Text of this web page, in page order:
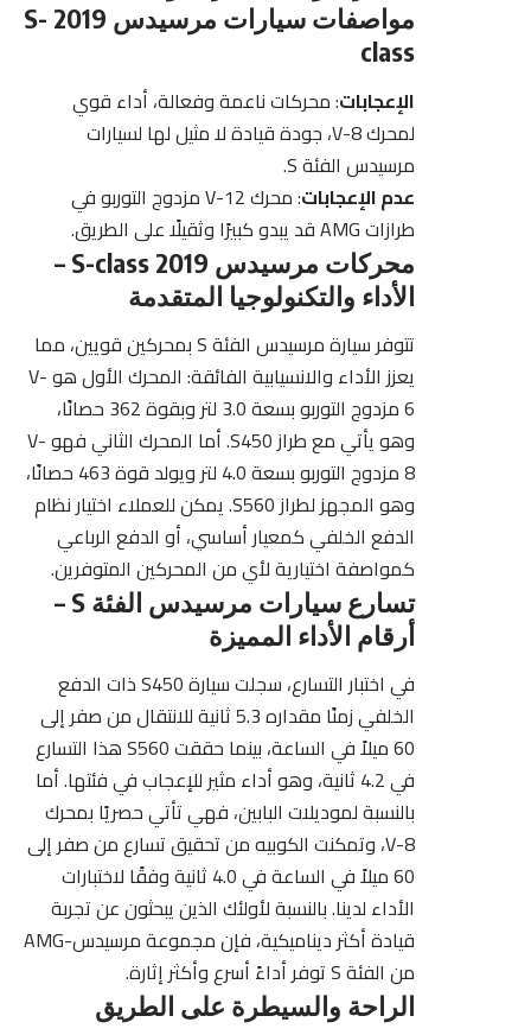
مواصفات سيارات مرسيدس​ 2019 S-
class
الإعجابات: محركات ناعمة وفعالة، أداء قوي
لمحرك V-8، جودة قيادة لا مثيل لها لسيارات
مرسيدس الفئة S.
عدم الإعجابات
: محرك V-12 مزدوج التوربو في
طرازات AMG قد يبدو كبيرًا وثقيلًا على الطريق.
محركات مرسيدس​ 2019 S-class –
الأداء والتكنولوجيا المتقدمة
تتوفر سيارة مرسيدس الفئة S بمحركين قويين، مما
يعزز الأداء والانسيابية الفائقة: المحرك الأول هو V-
6 مزدوج التوربو بسعة 3.0 لتر وبقوة 362 حصانًا،
وهو يأتي مع طراز S450. أما المحرك الثاني فهو V-
8 مزدوج التوربو بسعة 4.0 لتر ويولد قوة 463 حصانًا،
وهو المجهز لطراز S560. يمكن للعملاء اختيار نظام
الدفع الخلفي كمعيار أساسي، أو الدفع الرباعي
كمواصفة اختيارية لأي من المحركين المتوفرين.
تسارع سيارات مرسيدس الفئة S –
أرقام الأداء المميزة
في اختبار التسارع، سجلت سيارة S450 ذات الدفع
الخلفي زمنًا مقداره 5.3 ثانية للانتقال من صفر إلى
60 ميلاً في الساعة، بينما حققت S560 هذا التسارع
في 4.2 ثانية، وهو أداء مثير للإعجاب في فئتها. أما
بالنسبة لموديلات البابين، فهي تأتي حصريًا بمحرك
V-8، وتمكنت الكوبيه من تحقيق تسارع من صفر إلى
60 ميلاً في الساعة في 4.0 ثانية وفقًا لاختبارات
الأداء لدينا. بالنسبة لأولئك الذين يبحثون عن تجربة
قيادة أكثر ديناميكية، فإن مجموعة مرسيدس-AMG
من الفئة S توفر أداءً أسرع وأكثر إثارة.
الراحة والسيطرة على الطريق